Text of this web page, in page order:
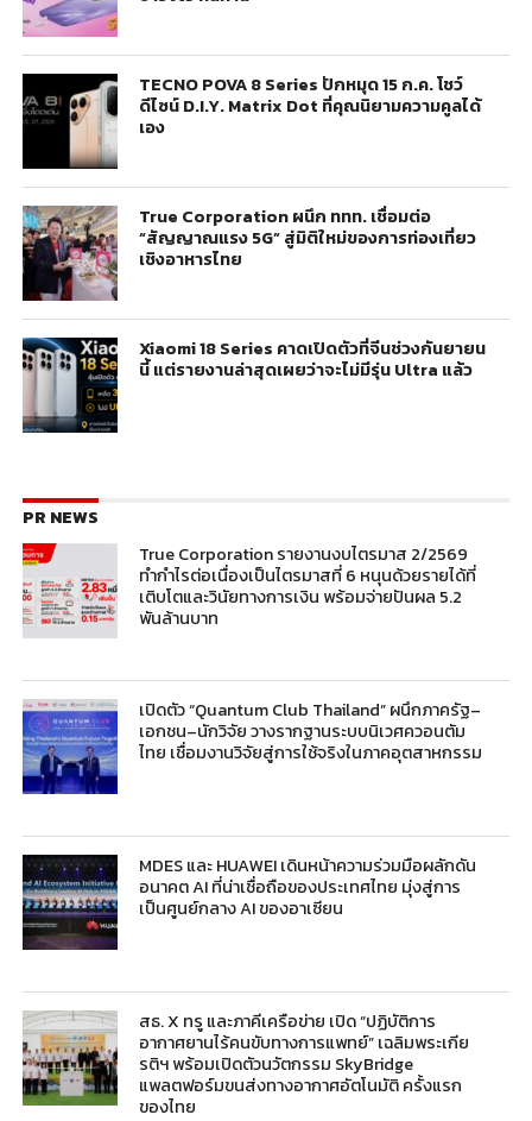
TECNO POVA 8 Series ปักหมุด 15 ก.ค. โชว์
ดีไซน์ D.I.Y. Matrix Dot ที่คุณนิยามความคูลได้
เอง
True Corporation ผนึก ททท. เชื่อมต่อ
“สัญญาณแรง 5G” สู่มิติใหม่ของการท่องเที่ยว
เชิงอาหารไทย
Xiaomi 18 Series คาดเปิดตัวที่จีนช่วงกันยายน
นี้ แต่รายงานล่าสุดเผยว่าจะไม่มีรุ่น Ultra แล้ว
PR NEWS
True Corporation รายงานงบไตรมาส 2/2569
ทำกำไรต่อเนื่องเป็นไตรมาสที่ 6 หนุนด้วยรายได้ที่
เติบโตและวินัยทางการเงิน พร้อมจ่ายปันผล 5.2
พันล้านบาท
เปิดตัว “Quantum Club Thailand” ผนึกภาครัฐ–
เอกชน–นักวิจัย วางรากฐานระบบนิเวศควอนตัม
ไทย เชื่อมงานวิจัยสู่การใช้จริงในภาคอุตสาหกรรม
MDES และ HUAWEI เดินหน้าความร่วมมือผลักดัน
อนาคต AI ที่น่าเชื่อถือของประเทศไทย มุ่งสู่การ
เป็นศูนย์กลาง AI ของอาเซียน
สธ. X ทรู และภาคีเครือข่าย เปิด “ปฏิบัติการ
อากาศยานไร้คนขับทางการแพทย์” เฉลิมพระเกีย
รติฯ พร้อมเปิดตัวนวัตกรรม SkyBridge
แพลตฟอร์มขนส่งทางอากาศอัตโนมัติ ครั้งแรก
ของไทย